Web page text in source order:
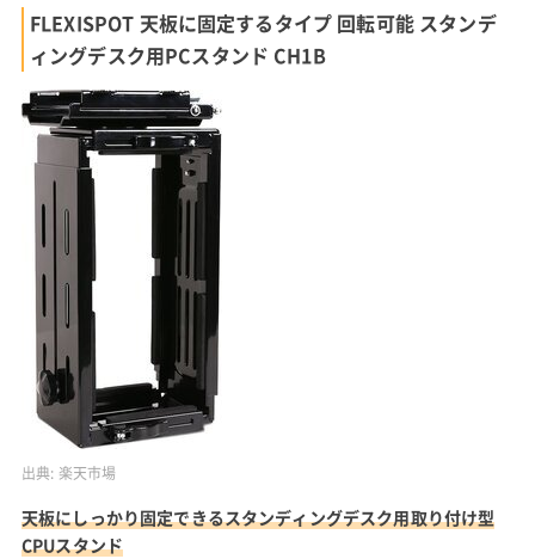
FLEXISPOT 天板に固定するタイプ 回転可能 スタンデ
ィングデスク用PCスタンド CH1B
出典: 楽天市場
天板にしっかり固定できるスタンディングデスク用取り付け型
CPUスタンド